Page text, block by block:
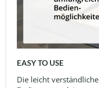
EASY TO USE
Die leicht